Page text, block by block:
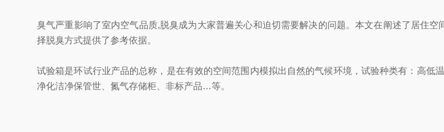
臭气严重影响了室内空气品质,脱臭成为大家普遍关心和迫切需要解决的问题。本文在阐述了居住
择脱臭方式提供了参考依据。
试验箱是环试行业产品的总称，是在有效的空间范围内模拟出自然的气候环境，试验种类有：高低
净化洁净保管世、氮气存储柜、非标产品…等。